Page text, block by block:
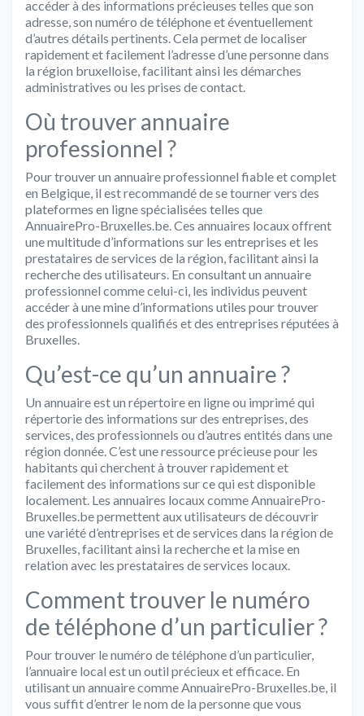
accéder à des informations précieuses telles que son
adresse, son numéro de téléphone et éventuellement
d’autres détails pertinents. Cela permet de localiser
rapidement et facilement l’adresse d’une personne dans
la région bruxelloise, facilitant ainsi les démarches
administratives ou les prises de contact.
Où trouver annuaire
professionnel ?
Pour trouver un annuaire professionnel fiable et complet
en Belgique, il est recommandé de se tourner vers des
plateformes en ligne spécialisées telles que
AnnuairePro-Bruxelles.be. Ces annuaires locaux offrent
une multitude d’informations sur les entreprises et les
prestataires de services de la région, facilitant ainsi la
recherche des utilisateurs. En consultant un annuaire
professionnel comme celui-ci, les individus peuvent
accéder à une mine d’informations utiles pour trouver
des professionnels qualifiés et des entreprises réputées à
Bruxelles.
Qu’est-ce qu’un annuaire ?
Un annuaire est un répertoire en ligne ou imprimé qui
répertorie des informations sur des entreprises, des
services, des professionnels ou d’autres entités dans une
région donnée. C’est une ressource précieuse pour les
habitants qui cherchent à trouver rapidement et
facilement des informations sur ce qui est disponible
localement. Les annuaires locaux comme AnnuairePro-
Bruxelles.be permettent aux utilisateurs de découvrir
une variété d’entreprises et de services dans la région de
Bruxelles, facilitant ainsi la recherche et la mise en
relation avec les prestataires de services locaux.
Comment trouver le numéro
de téléphone d’un particulier ?
Pour trouver le numéro de téléphone d’un particulier,
l’annuaire local est un outil précieux et efficace. En
utilisant un annuaire comme AnnuairePro-Bruxelles.be, il
vous suffit d’entrer le nom de la personne que vous